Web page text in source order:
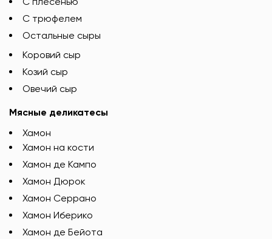
С трюфелем
Остальные сыры
Коровий сыр
Козий сыр
Овечий сыр
Мясные деликатесы
Хамон
Хамон на кости
Хамон де Кампо
Хамон Дюрок
Хамон Серрано
Хамон Иберико
Хамон де Бейота